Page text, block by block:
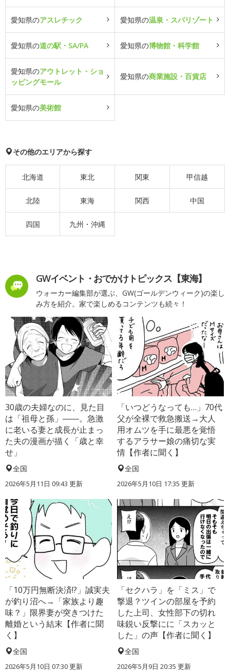
愛知県のアスレチック 愛知県の温泉・スパリゾート
愛知県の道の駅・SA/PA 愛知県の博物館・科学館
愛知県のアウトレット・ショ
ッピングモール
愛知県の商業施設・百貨店
愛知県の美術館
その他のエリアから探す
北海道 東北 関東 甲信越
北陸 東海 関西 中国
四国 九州・沖縄
GWイベント・おでかけトピックス【東海】
ウォーカー編集部が選ぶ、GW(ゴールデンウィーク)の楽し
み方を紹介。家で楽しめるコンテンツも続々！
30歳の夫婦なのに、見た目
は「祖母と孫」――。急激
に老いる妻と成長が止まっ
た夫の漫画が描く「歳と幸
せ」
全国
2026年5月11日 09:43 更新
「いつどうなっても…」70代
父が全裸で救急搬送→大人
用オムツを手に最悪を覚悟
するアラサー娘の痛切な実
情【作者に聞く】
全国
2026年5月10日 17:35 更新
「10万円無断決済!?」誠実夫
が釣り沼へ→「家族より趣
味？」限界妻が突きつけた
離婚という結末【作者に聞
く】
全国
2026年5月10日 07:30 更新
「セクハラ」を「ミス」で
撃退？ツインの部屋を予約
した上司、女性部下の切れ
味鋭い反撃にに「スカッと
した」の声【作者に聞く】
全国
2026年5月9日 20:35 更新